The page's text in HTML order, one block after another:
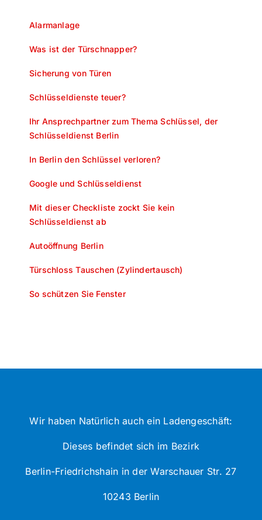
Alarmanlage
Was ist der Türschnapper?
Sicherung von Türen
Schlüsseldienste teuer?
Ihr Ansprechpartner zum Thema Schlüssel, der
Schlüsseldienst Berlin
In Berlin den Schlüssel verloren?
Google und Schlüsseldienst
Mit dieser Checkliste zockt Sie kein
Schlüsseldienst ab
Autoöffnung Berlin
Türschloss Tauschen (Zylindertausch)
So schützen Sie Fenster
Wir haben Natürlich auch ein Ladengeschäft:
Dieses befindet sich im Bezirk
Berlin-Friedrichshain in der Warschauer Str. 27
10243 Berlin